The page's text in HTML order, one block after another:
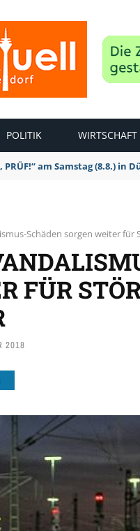
POLITIK WIRTSCHAFT
PRÜF!“ am Samstag (8.8.) in
Schäden sorgen weiter
FÜR
2018